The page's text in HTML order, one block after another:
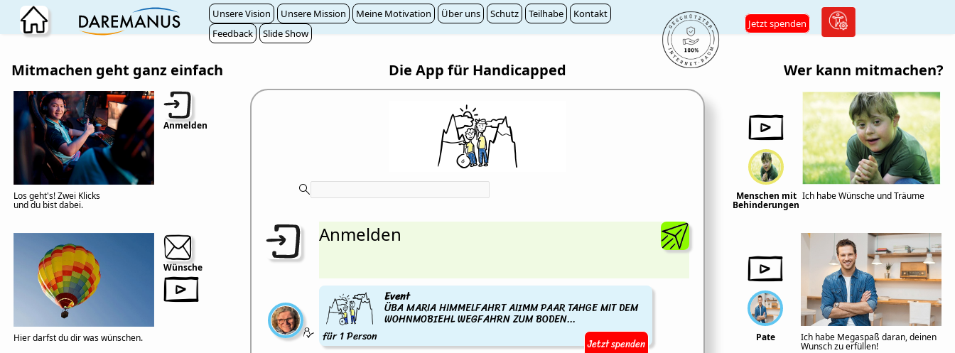
Zum Hauptinhalt wechseln Unsere Vision Unsere Mission Meine Motivation Über uns Schutz Teilhabe
Kontakt
Feedback
Slide Show
Jetzt spenden
Mitmachen geht ganz einfach Die App für Handicapped Wer kann mitmachen?
Anmelden
Los geht's! Zwei Klicks
und du bist dabei.
Wünsche
Hier darfst du dir was wünschen.
Anmelden
Event
ÜBA MARIA HIMMELFAHRT AIIMM PAAR TAHGE MIT DEM
WOHNMOBIEHL WEGFAHRN ZUM BODEN...
für 1 Person
Jetzt spenden
Menschen mit
Behinderungen
Ich habe Wünsche und Träume
Pate Ich habe Megaspaß daran, deinen
Wunsch zu erfüllen!